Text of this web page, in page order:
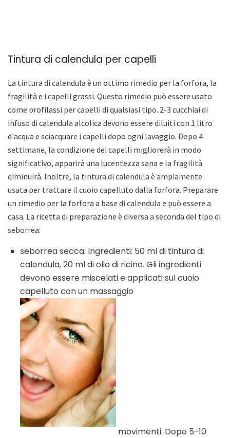
Tintura di calendula per capelli
La tintura di calendula è un ottimo rimedio per la forfora, la
fragilità e i capelli grassi. Questo rimedio può essere usato
come profilassi per capelli di qualsiasi tipo. 2-3 cucchiai di
infuso di calendula alcolica devono essere diluiti con 1 litro
d'acqua e sciacquare i capelli dopo ogni lavaggio. Dopo 4
settimane, la condizione dei capelli migliorerà in modo
significativo, apparirà una lucentezza sana e la fragilità
diminuirà. Inoltre, la tintura di calendula è ampiamente
usata per trattare il cuoio capelluto dalla forfora. Preparare
un rimedio per la forfora a base di calendula e può essere a
casa. La ricetta di preparazione è diversa a seconda del tipo di
seborrea:
seborrea secca. Ingredienti: 50 ml di tintura di
calendula, 20 ml di olio di ricino. Gli ingredienti
devono essere miscelati e applicati sul cuoio
capelluto con un massaggio
movimenti. Dopo 5-10